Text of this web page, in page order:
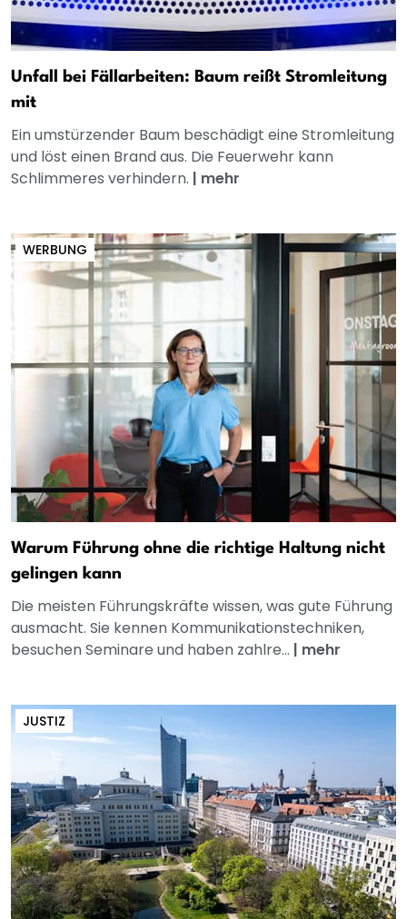
Unfall bei Fällarbeiten: Baum reißt Stromleitung
mit
Ein umstürzender Baum beschädigt eine Stromleitung
und löst einen Brand aus. Die Feuerwehr kann
Schlimmeres verhindern. | mehr
WERBUNG
Warum Führung ohne die richtige Haltung nicht
gelingen kann
Die meisten Führungskräfte wissen, was gute Führung
ausmacht. Sie kennen Kommunikationstechniken,
besuchen Seminare und haben zahlre... | mehr
JUSTIZ